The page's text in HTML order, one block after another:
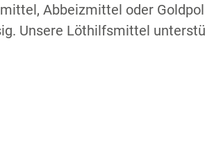
Abbeizmittel oder
Unsere Löthilfsmittel